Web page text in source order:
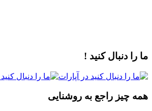
ما را دنبال کنید !
همه چیز راجع به روشنایی